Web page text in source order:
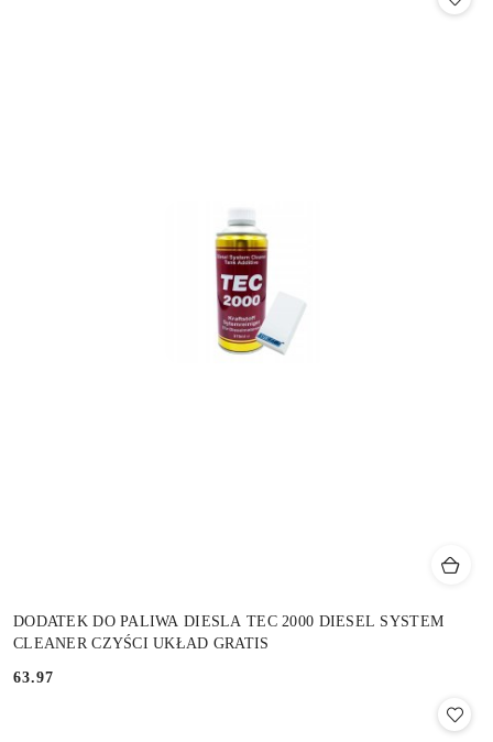
DODATEK DO PALIWA DIESLA TEC 2000 DIESEL SYSTEM
CLEANER CZYŚCI UKŁAD GRATIS
Cena:
63.97